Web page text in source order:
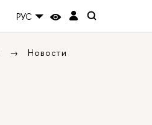
РУС
Новости